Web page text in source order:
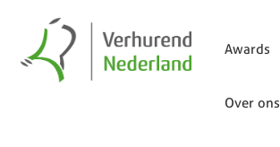
Awards
Over ons